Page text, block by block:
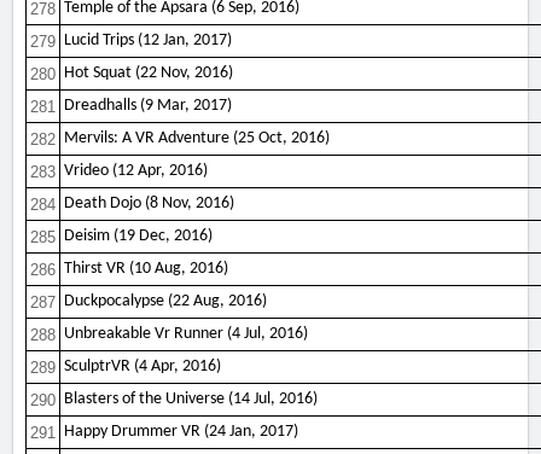
278 Temple of the Apsara (6 Sep, 2016)
279 Lucid Trips (12 Jan, 2017)
280 Hot Squat (22 Nov, 2016)
281 Dreadhalls (9 Mar, 2017)
282 Mervils: A VR Adventure (25 Oct, 2016)
283 Vrideo (12 Apr, 2016)
284 Death Dojo (8 Nov, 2016)
285 Deisim (19 Dec, 2016)
286 Thirst VR (10 Aug, 2016)
287 Duckpocalypse (22 Aug, 2016)
288 Unbreakable Vr Runner (4 Jul, 2016)
289 SculptrVR (4 Apr, 2016)
290 Blasters of the Universe (14 Jul, 2016)
291 Happy Drummer VR (24 Jan, 2017)